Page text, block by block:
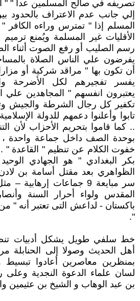
تصريفه في صالح المسلمين عدا " "
إلي جانب عدم الاعتراف بالحدود
المسلم إذا " تمترس وراءه الكافر
الأقليات غير المسلمة ويُمنع
رسم الصليب أو رفع الصوت أثناء
يفرضون علي الناس الصلاة
أن تكون بها " مراقد شركية أو
يفسر تفجيرهم لكل الأضرحة
يعتبرون انفسهم " المجاهدين علي
تكفير كل رجال الشرطة والجيش
تابوا وأعلنوا دعمهم للدولة
.. كما قاموا بتحريم الأحزاب لأن
بوحدة الصف داخل جماعة واحدة ،
خفوت الكلام عن تنظيم " القاعدة "
بكر البغدادي " هو الجهادي
الظواهري بعد مقتل أسامة بن
سر مبايعة 9 جماعات
المقدس ولواء أحرار السنة
باكستان - لداعش التى تعتبر أنه "
".
خط سلفي طويل يشكل أدبيات
أهل الحديث وصولا إلى الحنابلة
بمنظرين معاصرين أعادوا
لسان علماء الدعوة النجدية
بن عبد الوهاب و الشيخ بن عثيمين